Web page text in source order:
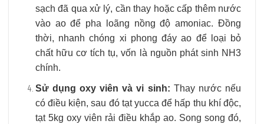
sạch đã qua xử lý, cần thay hoặc cấp thêm nước
vào ao để pha loãng nồng độ amoniac. Đồng
thời, nhanh chóng xi phong đáy ao để loại bỏ
chất hữu cơ tích tụ, vốn là nguồn phát sinh NH3​
chính.
Sử dụng oxy viên và vi sinh: Thay nước nếu
có điều kiện, sau đó tạt yucca để hấp thu khí độc,
tạt 5kg oxy viên rải điều khắp ao. Song song đó,